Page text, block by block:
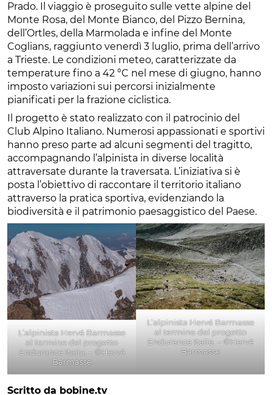
Prado. Il viaggio è proseguito sulle vette alpine del
Monte Rosa, del Monte Bianco, del Pizzo Bernina,
dell’Ortles, della Marmolada e infine del Monte
Coglians, raggiunto venerdì 3 luglio, prima dell’arrivo
a Trieste. Le condizioni meteo, caratterizzate da
temperature fino a 42 °C nel mese di giugno, hanno
imposto variazioni sui percorsi inizialmente
pianificati per la frazione ciclistica.
Il progetto è stato realizzato con il patrocinio del
Club Alpino Italiano. Numerosi appassionati e sportivi
hanno preso parte ad alcuni segmenti del tragitto,
accompagnando l’alpinista in diverse località
attraversate durante la traversata. L’iniziativa si è
posta l’obiettivo di raccontare il territorio italiano
attraverso la pratica sportiva, evidenziando la
biodiversità e il patrimonio paesaggistico del Paese.
L’alpinista Hervé Barmasse
al termine del progetto
Endurance Italia. – ©Hervé
Barmasse
L’alpinista Hervé Barmasse
al termine del progetto
Endurance Italia. – ©Hervé
Barmasse
Scritto da bobine.tv